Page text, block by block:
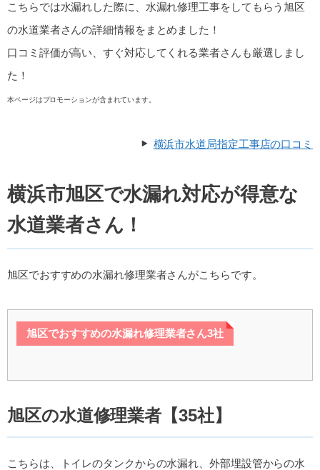
こちらでは水漏れした際に、水漏れ修理工事をしてもらう旭区
の水道業者さんの詳細情報をまとめました！
口コミ評価が高い、すぐ対応してくれる業者さんも厳選しまし
た！
本ページはプロモーションが含まれています。
横浜市水道局指定工事店の口コミ
横浜市旭区で水漏れ対応が得意な
水道業者さん！
旭区でおすすめの水漏れ修理業者さんがこちらです。
旭区でおすすめの水漏れ修理業者さん3社
旭区の水道修理業者【35社】
こちらは、トイレのタンクからの水漏れ、外部埋設管からの水